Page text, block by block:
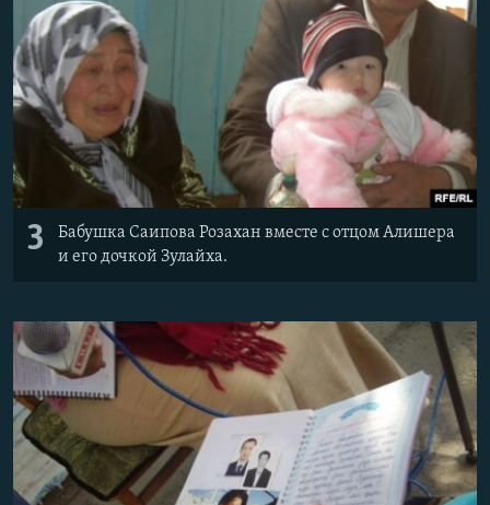
3
Бабушка Саипова Розахан вместе с отцом Алишера
и его дочкой Зулайха.